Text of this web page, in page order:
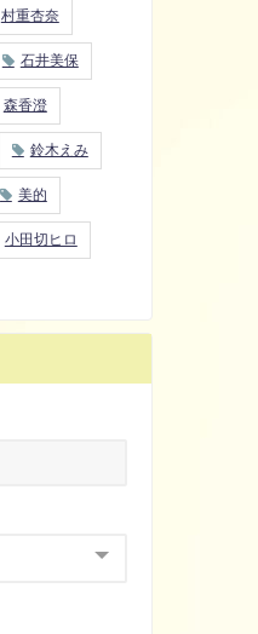
村重杏奈
石井美保
森香澄
鈴木えみ
美的
小田切ヒロ